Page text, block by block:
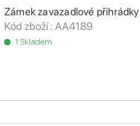
Zámek zavazadlové přihrádky
Kód zboží : AA4189
1 Skladem